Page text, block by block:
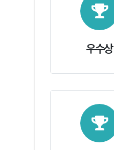
우수상